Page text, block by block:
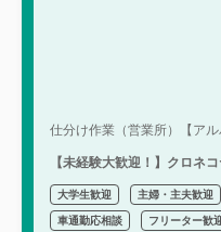
仕分け作業（営業所）【アル
【未経験大歓迎！】クロネ
大学生歓迎 主婦・主夫歓迎
車通勤応相談 フリーター歓